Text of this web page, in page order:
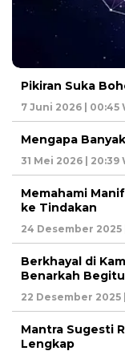
Pikiran Suka
7 Juni 2026 | 00:45
Mengapa
31 Mei 2026 | 20:39
Memahami
ke Tindakan
24 Desember 2025
Berkhayal di
Benarkah
22 Desember 2025
Mantra Sugesti
Lengkap